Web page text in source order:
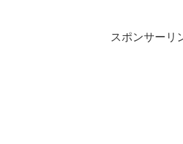
スポンサーリ